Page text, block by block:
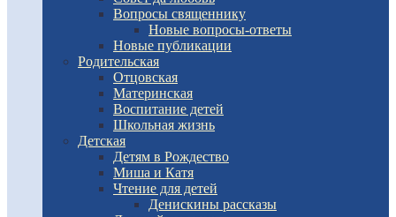
Вопросы священнику
Новые вопросы-ответы
Новые публикации
Родительская
Отцовская
Материнская
Воспитание детей
Школьная жизнь
Детская
Детям в Рождество
Миша и Катя
Чтение для детей
Денискины рассказы